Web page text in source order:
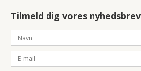
Tilmeld dig vores nyhedsbrev